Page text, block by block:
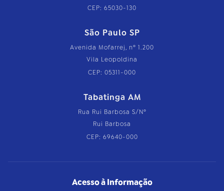
CEP: 65030-130
São Paulo SP
Avenida Mofarrej, nº 1.200
Vila Leopoldina
CEP: 05311-000
Tabatinga AM
Rua Rui Barbosa S/Nº
Rui Barbosa
CEP: 69640-000
Acesso à Informação